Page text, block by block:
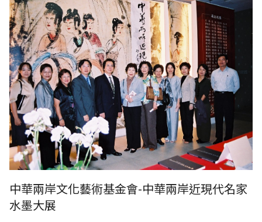
中華兩岸文化藝術基金會-中華兩岸近現代名家
水墨大展